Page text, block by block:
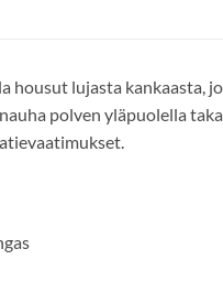
lujasta kankaasta,
polven yläpuolella